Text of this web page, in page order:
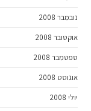
נובמבר 2008
אוקטובר 2008
ספטמבר 2008
אוגוסט 2008
יולי 2008